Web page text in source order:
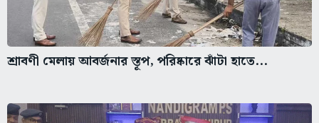
শ্রাবণী মেলায় আবর্জনার স্তূপ, পরিষ্কারে ঝাঁটা হাতে...